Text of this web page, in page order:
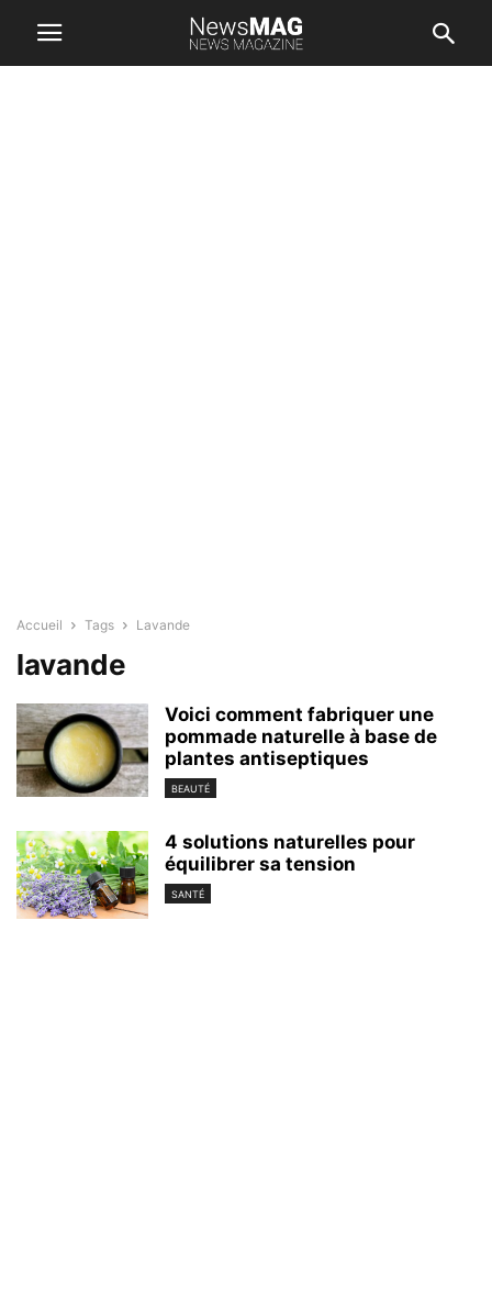
Accueil Tags Lavande
lavande
Voici comment fabriquer une
pommade naturelle à base de
plantes antiseptiques
BEAUTÉ
4 solutions naturelles pour
équilibrer sa tension
SANTÉ